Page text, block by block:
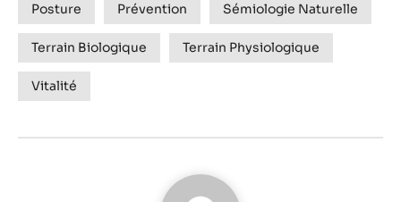
Posture Prévention Sémiologie Naturelle
Terrain Biologique Terrain Physiologique
Vitalité